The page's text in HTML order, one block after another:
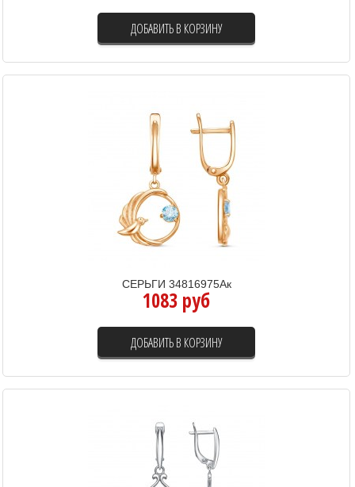
ДОБАВИТЬ В КОРЗИНУ
СЕРЬГИ 34816975Ак
1083 руб
ДОБАВИТЬ В КОРЗИНУ